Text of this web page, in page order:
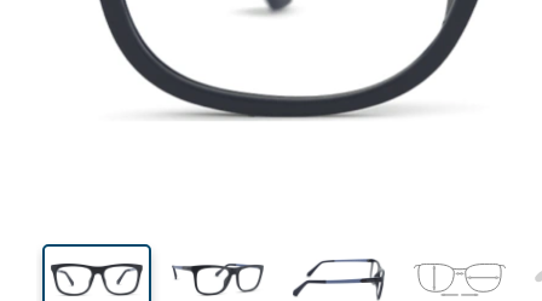
37 mm
Hauteur des verres Largeur des verres